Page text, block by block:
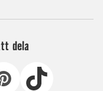
dela